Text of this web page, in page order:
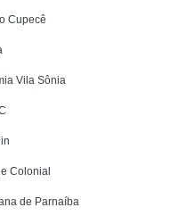
Cupecê
Vila Sônia
Colonial
de Parnaíba